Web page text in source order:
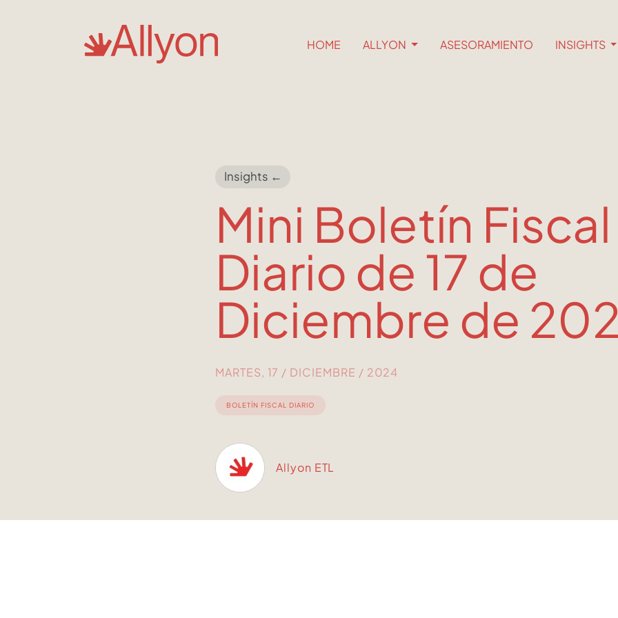
HOME ALLYON ASESORAMIENTO INSIGHTS
Insights ←
Mini Boletín Fiscal
Diario de 17 de
Diciembre de
MARTES, 17 / DICIEMBRE / 2024
BOLETÍN FISCAL DIARIO
Allyon ETL